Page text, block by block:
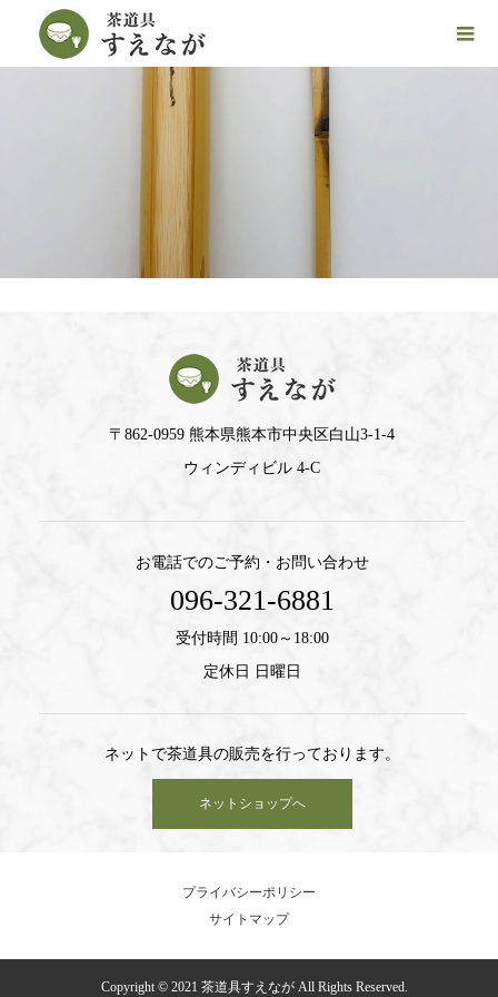
〒862-0959 熊本県熊本市中央区白山3-1-4
ウィンディビル 4-C
お電話でのご予約・お問い合わせ
096-321-6881
受付時間 10:00～18:00
定休日 日曜日
ネットで茶道具の販売を行っております。
ネットショップへ
プライバシーポリシー
サイトマップ
Copyright © 2021 茶道具すえなが All Rights Reserved.